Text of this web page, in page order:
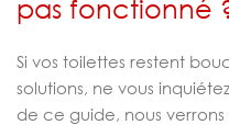
pas fonctionné
Si vos toilettes restent
solutions, ne vous
de ce guide, nous